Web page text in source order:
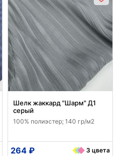
Шелк жаккард "Шарм" Д1
серый
100% полиэстер; 140 гр/м2
264 ₽ 3 цвета